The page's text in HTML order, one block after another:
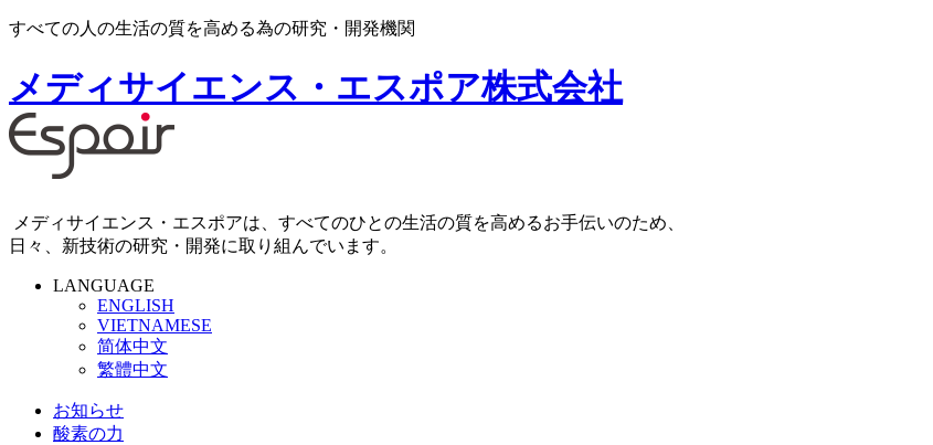
すべての人の生活の質を高める為の研究・開発機関
メディサイエンス・エスポア株式会社
メディサイエンス・エスポアは、すべてのひとの生活の質を高めるお手伝いのため、
日々、新技術の研究・開発に取り組んでいます。
LANGUAGE
ENGLISH
VIETNAMESE
简体中文
繁體中文
お知らせ
酸素の力